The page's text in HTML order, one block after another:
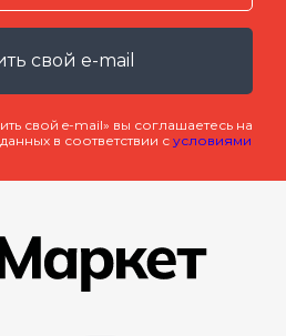
свой e-mail
свой e-mail» вы соглашаетесь на
в соответствии с условиями